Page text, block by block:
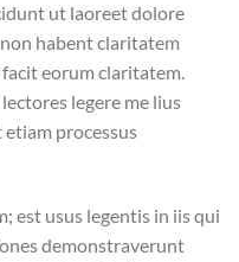
ut laoreet dolore
habent claritatem
eorum claritatem.
legere me lius
processus
est usus legentis in iis qui
demonstraverunt